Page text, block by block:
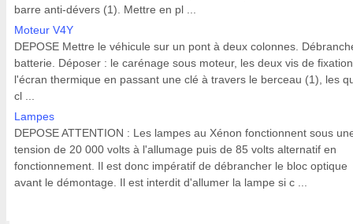
barre anti-dévers (1). Mettre en pl ...
Moteur V4Y
DEPOSE Mettre le véhicule sur un pont à deux colonnes.
batterie. Déposer : le carénage sous moteur, les deux vis de
l'écran thermique en passant une clé à travers le berceau (1), les
cl ...
Lampes
DEPOSE ATTENTION : Les lampes au Xénon fonctionnent sous
tension de 20 000 volts à l'allumage puis de 85 volts alternatif en
fonctionnement. Il est donc impératif de débrancher le bloc optique
avant le démontage. Il est interdit d'allumer la lampe si c ...